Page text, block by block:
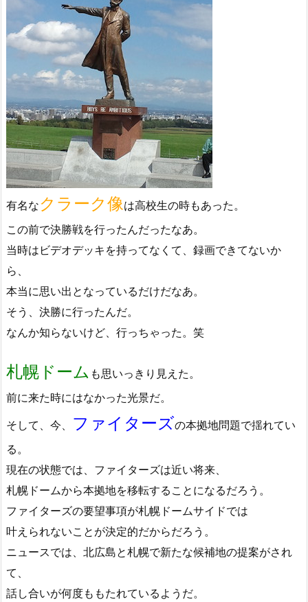
有名なクラーク像は高校生の時もあった。
この前で決勝戦を行ったんだったなあ。
当時はビデオデッキを持ってなくて、録画できてないか
ら、
本当に思い出となっているだけだなあ。
そう、決勝に行ったんだ。
なんか知らないけど、行っちゃった。笑
札幌ドーム も思いっきり見えた。
前に来た時にはなかった光景だ。
そして、今、 ファイターズの本拠地問題で揺れてい
る。
現在の状態では、ファイターズは近い将来、
札幌ドームから本拠地を移転することになるだろう。
ファイターズの要望事項が札幌ドームサイドでは
叶えられないことが決定的だからだろう。
ニュースでは、北広島と札幌で新たな候補地の提案がされ
て、
話し合いが何度ももたれているようだ。